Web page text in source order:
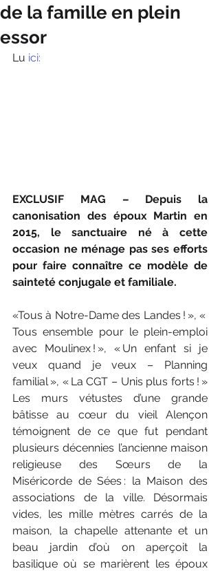
de la famille en plein
essor
Lu ici:
EXCLUSIF MAG – Depuis la
canonisation des époux Martin en
2015, le sanctuaire né à cette
occasion ne ménage pas ses efforts
pour faire connaître ce modèle de
sainteté conjugale et familiale.
«Tous à Notre-Dame des Landes ! », «
Tous ensemble pour le plein-emploi
avec Moulinex ! », « Un enfant si je
veux quand je veux – Planning
familial », « La CGT – Unis plus forts ! »
Les murs vétustes d’une grande
bâtisse au cœur du vieil Alençon
témoignent de ce que fut pendant
plusieurs décennies l’ancienne maison
religieuse des Sœurs de la
Miséricorde de Sées : la Maison des
associations de la ville. Désormais
vides, les mille mètres carrés de la
maison, la chapelle attenante et un
beau jardin d’où on aperçoit la
basilique où se marièrent les époux